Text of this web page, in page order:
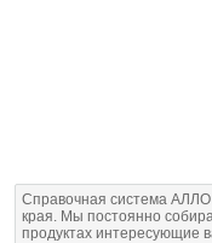
Справочная система
края. Мы постоянно
продуктах интересующие